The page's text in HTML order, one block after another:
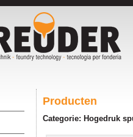
Producten
Categorie: Hogedruk